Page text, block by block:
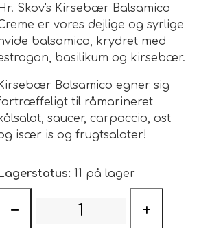
Løsvægt teer
Sort Te
Grøn Te
Grøn Hvid Te
Chaplon Te
Kusmi Te
te og tilbehør
Nyheder
Skov's Kirsebær Balsamico
er vores dejlige og syrlige
balsamico, krydret med
basilikum og kirsebær.
Balsamico egner sig
til råmarineret
saucer, carpaccio, ost
især is og frugtsalater!
11 på lager
− +